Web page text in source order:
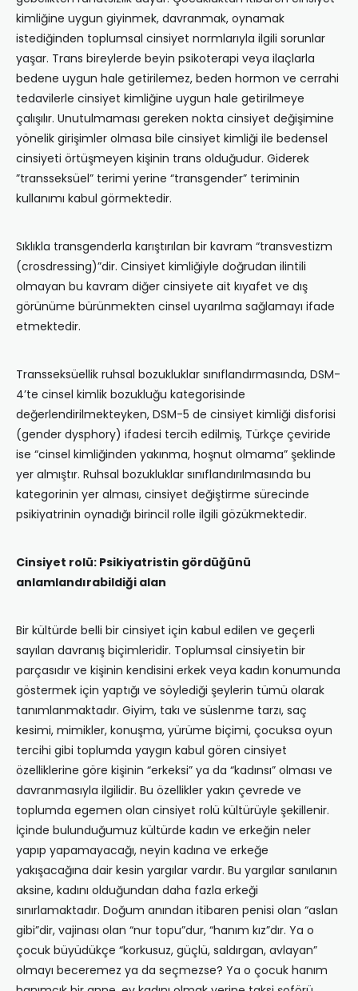
kimliğine uygun giyinmek, davranmak, oynamak
istediğinden toplumsal cinsiyet normlarıyla ilgili sorunlar
yaşar. Trans bireylerde beyin psikoterapi veya ilaçlarla
bedene uygun hale getirilemez, beden hormon ve cerrahi
tedavilerle cinsiyet kimliğine uygun hale getirilmeye
çalışılır. Unutulmaması gereken nokta cinsiyet değişimine
yönelik girişimler olmasa bile cinsiyet kimliği ile bedensel
cinsiyeti örtüşmeyen kişinin trans olduğudur. Giderek
”transseksüel” terimi yerine “transgender” teriminin
kullanımı kabul görmektedir.
Sıklıkla transgenderla karıştırılan bir kavram “transvestizm
(crosdressing)”dir. Cinsiyet kimliğiyle doğrudan ilintili
olmayan bu kavram diğer cinsiyete ait kıyafet ve dış
görünüme bürünmekten cinsel uyarılma sağlamayı ifade
etmektedir.
Transseksüellik ruhsal bozukluklar sınıflandırmasında, DSM-
4’te cinsel kimlik bozukluğu kategorisinde
değerlendirilmekteyken, DSM-5 de cinsiyet kimliği disforisi
(gender dysphory) ifadesi tercih edilmiş, Türkçe çeviride
ise “cinsel kimliğinden yakınma, hoşnut olmama” şeklinde
yer almıştır. Ruhsal bozukluklar sınıflandırılmasında bu
kategorinin yer alması, cinsiyet değiştirme sürecinde
psikiyatrinin oynadığı birincil rolle ilgili gözükmektedir.
Cinsiyet rolü: Psikiyatristin gördüğünü
anlamlandırabildiği alan
Bir kültürde belli bir cinsiyet için kabul edilen ve geçerli
sayılan davranış biçimleridir. Toplumsal cinsiyetin bir
parçasıdır ve kişinin kendisini erkek veya kadın konumunda
göstermek için yaptığı ve söylediği şeylerin tümü olarak
tanımlanmaktadır. Giyim, takı ve süslenme tarzı, saç
kesimi, mimikler, konuşma, yürüme biçimi, çocuksa oyun
tercihi gibi toplumda yaygın kabul gören cinsiyet
özelliklerine göre kişinin “erkeksi” ya da “kadınsı” olması ve
davranmasıyla ilgilidir. Bu özellikler yakın çevrede ve
toplumda egemen olan cinsiyet rolü kültürüyle şekillenir.
İçinde bulunduğumuz kültürde kadın ve erkeğin neler
yapıp yapamayacağı, neyin kadına ve erkeğe
yakışacağına dair kesin yargılar vardır. Bu yargılar sanılanın
aksine, kadını olduğundan daha fazla erkeği
sınırlamaktadır. Doğum anından itibaren penisi olan “aslan
gibi”dir, vajinası olan “nur topu”dur, “hanım kız”dır. Ya o
çocuk büyüdükçe “korkusuz, güçlü, saldırgan, avlayan”
olmayı beceremez ya da seçmezse? Ya o çocuk hanım